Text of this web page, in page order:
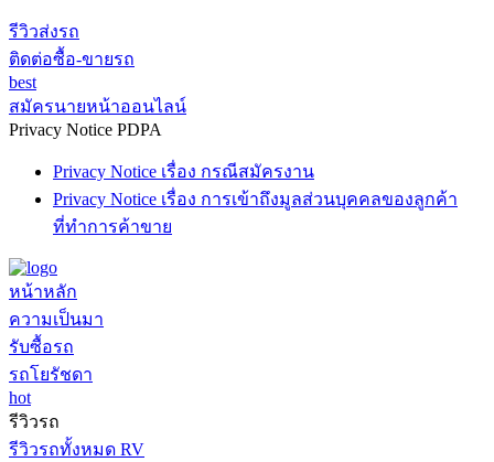
รีวิวส่งรถ
ติดต่อซื้อ-ขายรถ
best
สมัครนายหน้าออนไลน์
Privacy Notice PDPA
Privacy Notice เรื่อง กรณีสมัครงาน
Privacy Notice เรื่อง การเข้าถึงมูลส่วนบุคคลของลูกค้า
ที่ทำการค้าขาย
หน้าหลัก
ความเป็นมา
รับซื้อรถ
รถโยรัชดา
hot
รีวิวรถ
รีวิวรถทั้งหมด RV